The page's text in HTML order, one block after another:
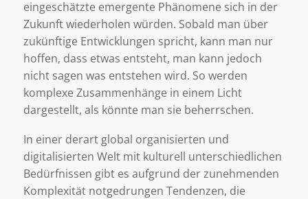
eingeschätzte emergente Phänomene sich in der
Zukunft wiederholen würden. Sobald man über
zukünftige Entwicklungen spricht, kann man nur
hoffen, dass etwas entsteht, man kann jedoch
nicht sagen was entstehen wird. So werden
komplexe Zusammenhänge in einem Licht
dargestellt, als könnte man sie beherrschen.
In einer derart global organisierten und
digitalisierten Welt mit kulturell unterschiedlichen
Bedürfnissen gibt es aufgrund der zunehmenden
Komplexität notgedrungen Tendenzen, die